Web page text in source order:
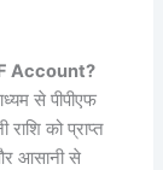
Account?
से पीपीएफ
को प्राप्त
आसानी से